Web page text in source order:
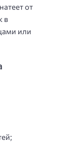
от
в
или